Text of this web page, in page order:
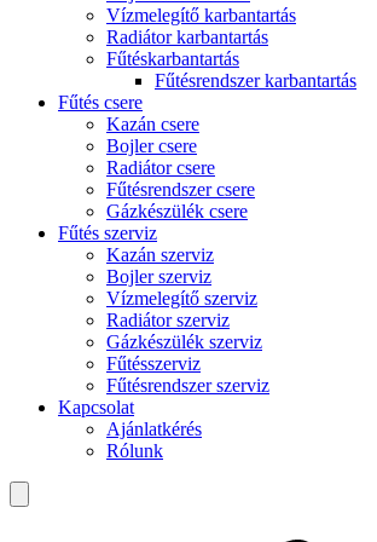
Vízmelegítő karbantartás
Radiátor karbantartás
Fűtéskarbantartás
Fűtésrendszer karbantartás
Fűtés csere
Kazán csere
Bojler csere
Radiátor csere
Fűtésrendszer csere
Gázkészülék csere
Fűtés szerviz
Kazán szerviz
Bojler szerviz
Vízmelegítő szerviz
Radiátor szerviz
Gázkészülék szerviz
Fűtésszerviz
Fűtésrendszer szerviz
Kapcsolat
Ajánlatkérés
Rólunk